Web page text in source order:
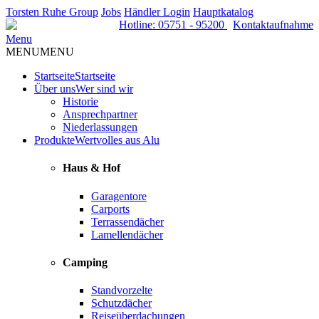
Torsten Ruhe Group Jobs Händler Login Hauptkatalog
Hotline: 05751 - 95200
Kontaktaufnahme
Menu
MENUMENU
StartseiteStartseite
Über unsWer sind wir
Historie
Ansprechpartner
Niederlassungen
ProdukteWertvolles aus Alu
Haus & Hof
Garagentore
Carports
Terrassendächer
Lamellendächer
Camping
Standvorzelte
Schutzdächer
Reiseüberdachungen